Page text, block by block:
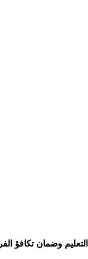
وضمان تكافؤ